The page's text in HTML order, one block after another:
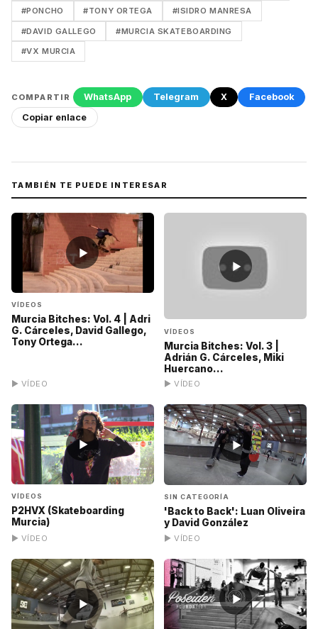
#PONCHO #TONY ORTEGA #ISIDRO MANRESA
#DAVID GALLEGO #MURCIA SKATEBOARDING
#VX MURCIA
COMPARTIR WhatsApp Telegram X
Facebook
Copiar enlace
TAMBIÉN TE PUEDE INTERESAR
▶
VÍDEOS
Murcia Bitches: Vol. 4 | Adri
G. Cárceles, David Gallego,
Tony Ortega...
▶ VÍDEO
▶
VÍDEOS
Murcia Bitches: Vol. 3 |
Adrián G. Cárceles, Miki
Huercano...
▶ VÍDEO
▶
VÍDEOS
P2HVX (Skateboarding
Murcia)
▶ VÍDEO
▶
SIN CATEGORÍA
'Back to Back': Luan Oliveira
y David González
▶ VÍDEO
▶ ▶